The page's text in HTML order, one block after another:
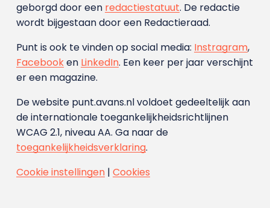
geborgd door een redactiestatuut. De redactie
wordt bijgestaan door een Redactieraad.
Punt is ook te vinden op social media: Instragram,
Facebooken LinkedIn. Een keer per jaar verschijnt
er een magazine.
De website punt.avans.nl voldoet gedeeltelijk aan
de internationale toegankelijkheidsrichtlijnen
WCAG 2.1, niveau AA. Ga naar de
toegankelijkheidsverklaring.
Cookie instellingen| Cookies